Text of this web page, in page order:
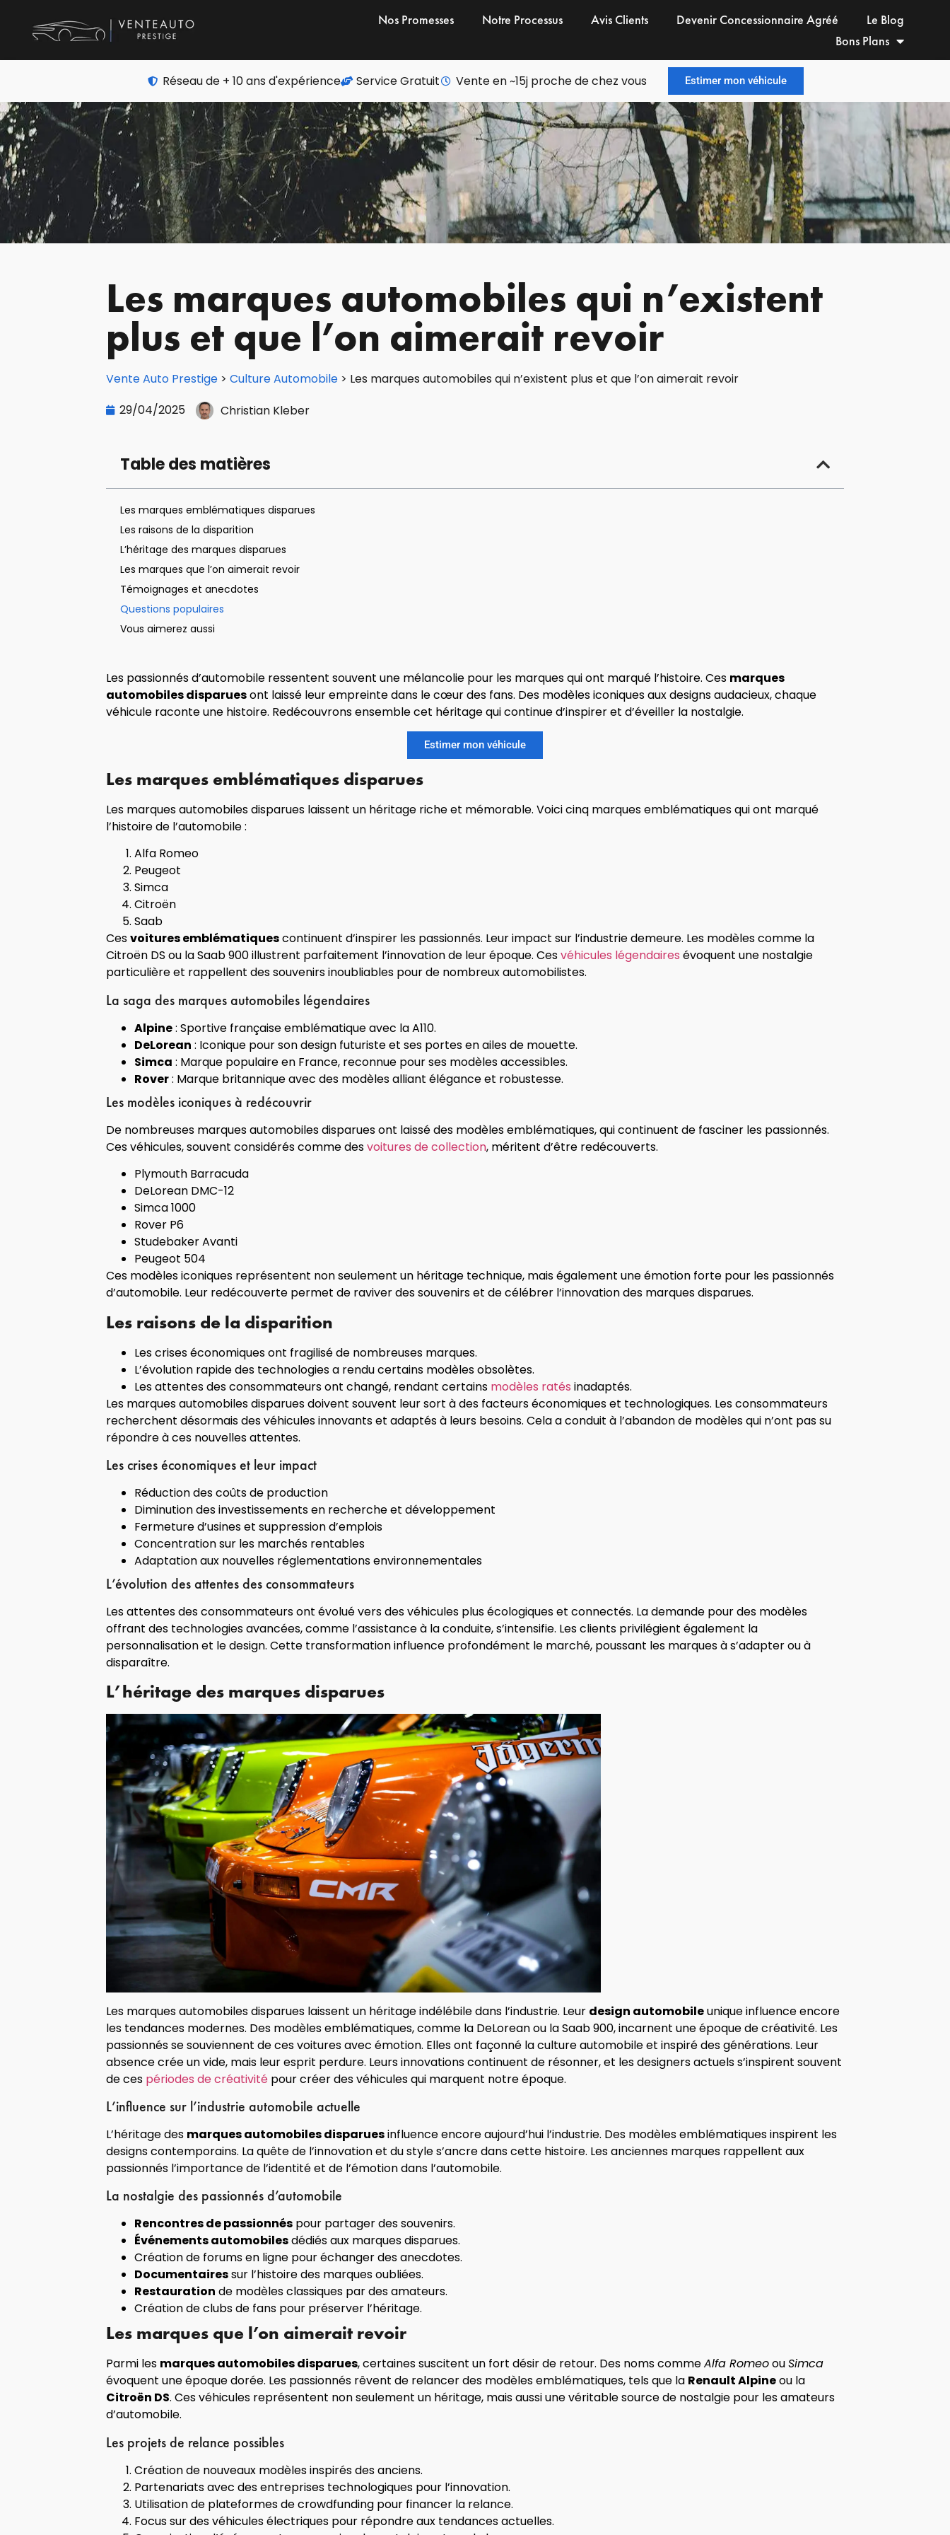
Nos Promesses Notre Processus Avis Clients Devenir Concessionnaire Agréé
Le Blog
Bons Plans
Réseau de + 10 ans d'expérience Service Gratuit Vente en ~15j proche de chez vous Estimer mon véhicule
Les marques automobiles qui n’existent
plus et que l’on aimerait revoir
Vente Auto Prestige > Culture Automobile > Les marques automobiles qui n’existent plus et que l’on aimerait revoir
29/04/2025
Christian Kleber
Table des matières
Les marques emblématiques disparues
Les raisons de la disparition
L’héritage des marques disparues
Les marques que l’on aimerait revoir
Témoignages et anecdotes
Questions populaires
Vous aimerez aussi
Les passionnés d’automobile ressentent souvent une mélancolie pour les marques qui ont marqué l’histoire. Ces marques
automobiles disparuesont laissé leur empreinte dans le cœur des fans. Des modèles iconiques aux designs audacieux, chaque
véhicule raconte une histoire. Redécouvrons ensemble cet héritage qui continue d’inspirer et d’éveiller la nostalgie.
Estimer mon véhicule
Les marques emblématiques disparues
Les marques automobiles disparues laissent un héritage riche et mémorable. Voici cinq marques emblématiques qui ont marqué
l’histoire de l’automobile :
Alfa Romeo
Peugeot
Simca
Citroën
Saab
Cesvoitures emblématiquescontinuent d’inspirer les passionnés. Leur impact sur l’industrie demeure. Les modèles comme la
Citroën DS ou la Saab 900 illustrent parfaitement l’innovation de leur époque. Cesvéhicules légendaires évoquent une nostalgie
particulière et rappellent des souvenirs inoubliables pour de nombreux automobilistes.
La saga des marques automobiles légendaires
Alpine: Sportive française emblématique avec la A110.
DeLorean : Iconique pour son design futuriste et ses portes en ailes de mouette.
Simca : Marque populaire en France, reconnue pour ses modèles accessibles.
Rover: Marque britannique avec des modèles alliant élégance et robustesse.
Les modèles iconiques à redécouvrir
De nombreuses marques automobiles disparues ont laissé des modèles emblématiques, qui continuent de fasciner les passionnés.
Ces véhicules, souvent considérés comme desvoitures de collection, méritent d’être redécouverts.
Plymouth Barracuda
DeLorean DMC-12
Simca 1000
Rover P6
Studebaker Avanti
Peugeot 504
Ces modèles iconiques représentent non seulement un héritage technique, mais également une émotion forte pour les passionnés
d’automobile. Leur redécouverte permet de raviver des souvenirs et de célébrer l’innovation des marques disparues.
Les raisons de la disparition
Les crises économiques ont fragilisé de nombreuses marques.
L’évolution rapide des technologies a rendu certains modèles obsolètes.
Les attentes des consommateurs ont changé, rendant certains modèles ratés inadaptés.
Les marques automobiles disparues doivent souvent leur sort à des facteurs économiques et technologiques. Les consommateurs
recherchent désormais des véhicules innovants et adaptés à leurs besoins. Cela a conduit à l’abandon de modèles qui n’ont pas su
répondre à ces nouvelles attentes.
Les crises économiques et leur impact
Réduction des coûts de production
Diminution des investissements en recherche et développement
Fermeture d’usines et suppression d’emplois
Concentration sur les marchés rentables
Adaptation aux nouvelles réglementations environnementales
L’évolution des attentes des consommateurs
Les attentes des consommateurs ont évolué vers des véhicules plus écologiques et connectés. La demande pour des modèles
offrant des technologies avancées, comme l’assistance à la conduite, s’intensifie. Les clients privilégient également la
personnalisation et le design. Cette transformation influence profondément le marché, poussant les marques à s’adapter ou à
disparaître.
L’héritage des marques disparues
Les marques automobiles disparues laissent un héritage indélébile dans l’industrie. Leur design automobileunique influence encore
les tendances modernes. Des modèles emblématiques, comme la DeLorean ou la Saab 900, incarnent une époque de créativité. Les
passionnés se souviennent de ces voitures avec émotion. Elles ont façonné la culture automobile et inspiré des générations. Leur
absence crée un vide, mais leur esprit perdure. Leurs innovations continuent de résonner, et les designers actuels s’inspirent souvent
de ces périodes de créativité pour créer des véhicules qui marquent notre époque.
L’influence sur l’industrie automobile actuelle
L’héritage des marques automobiles disparuesinfluence encore aujourd’hui l’industrie. Des modèles emblématiques inspirent les
designs contemporains. La quête de l’innovation et du style s’ancre dans cette histoire. Les anciennes marques rappellent aux
passionnés l’importance de l’identité et de l’émotion dans l’automobile.
La nostalgie des passionnés d’automobile
Rencontres de passionnés pour partager des souvenirs.
Événements automobilesdédiés aux marques disparues.
Création de forums en ligne pour échanger des anecdotes.
Documentairessur l’histoire des marques oubliées.
Restauration de modèles classiques par des amateurs.
Création de clubs de fans pour préserver l’héritage.
Les marques que l’on aimerait revoir
Parmi les marques automobiles disparues, certaines suscitent un fort désir de retour. Des noms commeAlfa RomeoouSimca
évoquent une époque dorée. Les passionnés rêvent de relancer des modèles emblématiques, tels que la Renault Alpineou la
Citroën DS. Ces véhicules représentent non seulement un héritage, mais aussi une véritable source de nostalgie pour les amateurs
d’automobile.
Les projets de relance possibles
Création de nouveaux modèles inspirés des anciens.
Partenariats avec des entreprises technologiques pour l’innovation.
Utilisation de plateformes de crowdfunding pour financer la relance.
Focus sur des véhicules électriques pour répondre aux tendances actuelles.